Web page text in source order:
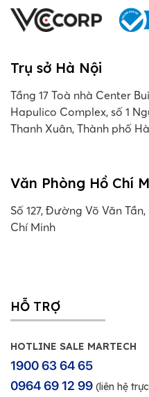
Trụ sở Hà Nội
Tầng 17 Toà nhà Center
Hapulico Complex, số 1
Thanh Xuân, Thành phố
Văn Phòng Hồ Chí
Số 127, Đường Võ Văn
Chí Minh
HỖ TRỢ
HOTLINE SALE MARTECH
1900 63 64 65
0964 69 12 99 (liên hệ